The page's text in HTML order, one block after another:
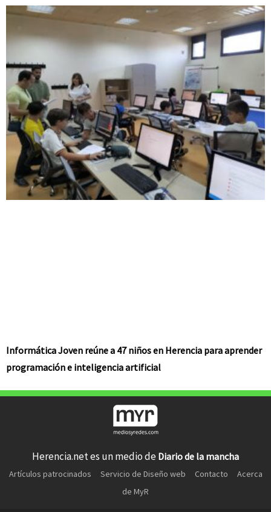
Informática Joven reúne a 47 niños en Herencia para aprender
programación e inteligencia artificial
Herencia.net es un medio de Diario de la mancha
Artículos patrocinados Servicio de Diseño web Contacto
Acerca
de MyR